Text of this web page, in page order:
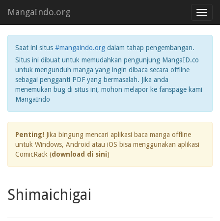
MangaIndo.org
Saat ini situs #mangaindo.org dalam tahap pengembangan.
Situs ini dibuat untuk memudahkan pengunjung MangaID.co
untuk mengunduh manga yang ingin dibaca secara offline
sebagai pengganti PDF yang bermasalah. Jika anda
menemukan bug di situs ini, mohon melapor ke fanspage kami
MangaIndo
Penting! Jika bingung mencari aplikasi baca manga offline
untuk Windows, Android atau iOS bisa menggunakan aplikasi
ComicRack (download di sini)
Shimaichigai